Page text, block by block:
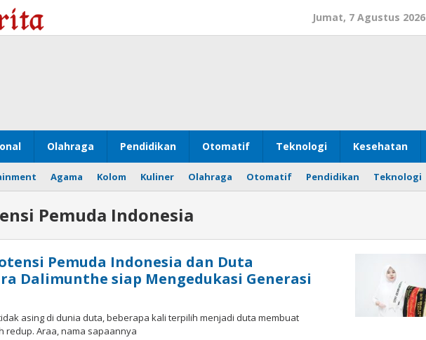
Jumat, 7 Agustus 2026
Olahraga Pendidikan Otomatif Teknologi Kesehatan
Agama Kolom Kuliner Olahraga Otomatif Pendidikan Teknologi
Pemuda Indonesia
Pemuda Indonesia dan Duta
Dalimunthe siap Mengedukasi Generasi
asing di dunia duta, beberapa kali terpilih menjadi duta membuat
redup. Araa, nama sapaannya